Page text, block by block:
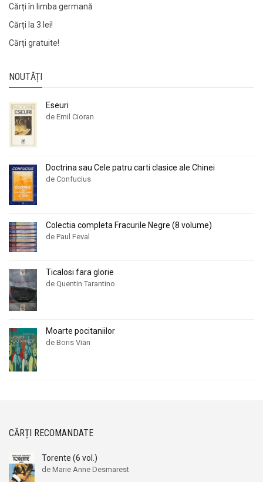
Cărți în limba germană
Cărți la 3 lei!
Cărți gratuite!
NOUTĂȚI
Eseuri
de Emil Cioran
Doctrina sau Cele patru carti clasice ale Chinei
de Confucius
Colectia completa Fracurile Negre (8 volume)
de Paul Feval
Ticalosi fara glorie
de Quentin Tarantino
Moarte pocitaniilor
de Boris Vian
CĂRȚI RECOMANDATE
Torente (6 vol.)
de Marie Anne Desmarest